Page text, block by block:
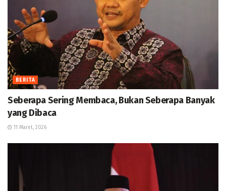
BERITA
Seberapa Sering Membaca, Bukan Seberapa Banyak
yang Dibaca
11 Maret, 2026